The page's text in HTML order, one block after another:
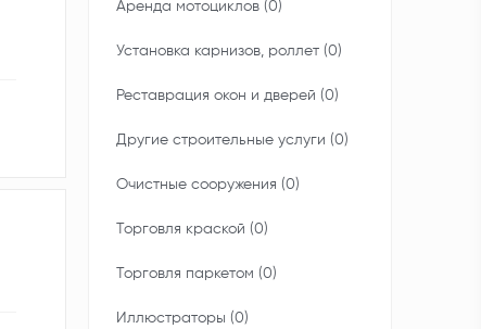
Аренда мотоциклов (0)
Установка карнизов, роллет (0)
Реставрация окон и дверей (0)
Другие строительные услуги (0)
Очистные сооружения (0)
Торговля краской (0)
Торговля паркетом (0)
Иллюстраторы (0)